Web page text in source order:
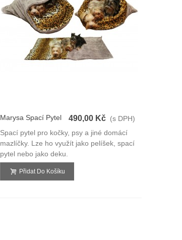
Marysa Spací Pytel
490,00 Kč (s DPH)
Spací pytel pro kočky, psy a jiné domácí
mazlíčky. Lze ho využít jako pelíšek, spací
pytel nebo jako deku.
Přidat Do Košíku